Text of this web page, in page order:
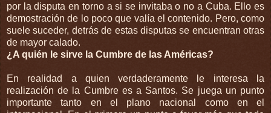
por la disputa en torno a si se invitaba o no a Cuba. Ello es
demostración de lo poco que valía el contenido. Pero, como
suele suceder, detrás de estas disputas se encuentran otras
de mayor calado.
¿A quién le sirve la Cumbre de las Américas?
En realidad a quien verdaderamente le interesa la
realización de la Cumbre es a Santos. Se juega un punto
importante tanto en el plano nacional como en el